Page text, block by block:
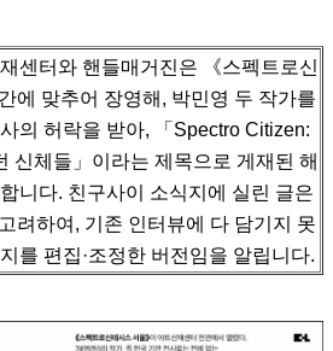
센터와 핸들매거진은 《스펙트로신
에 맞추어 장영해, 박민영 두 작가를
의 허락을 받아, 「Spectro Citizen:
신체들」이라는 제목으로 게재된 해
니다. 친구사이 소식지에 실린 글은
려하여, 기존 인터뷰에 다 담기지 못
를 편집·조정한 버전임을 알립니다.